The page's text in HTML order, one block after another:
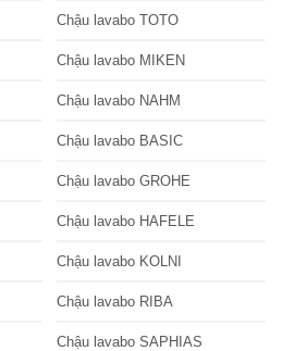
Chậu lavabo TOTO
Chậu lavabo MIKEN
Chậu lavabo NAHM
Chậu lavabo BASIC
Chậu lavabo GROHE
Chậu lavabo HAFELE
Chậu lavabo KOLNI
Chậu lavabo RIBA
Chậu lavabo SAPHIAS